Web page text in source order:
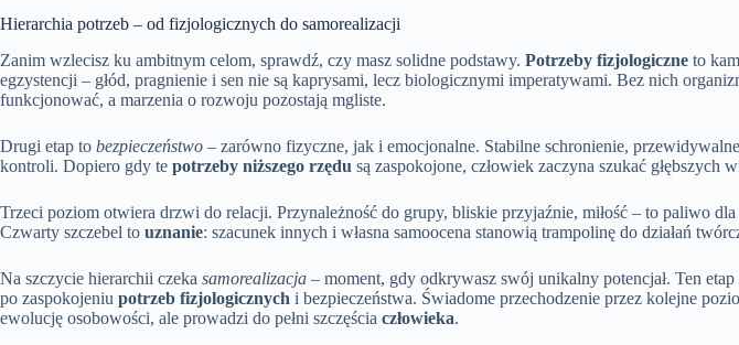
Hierarchia potrzeb – od fizjologicznych do samorealizacji
Zanim wzlecisz ku ambitnym celom, sprawdź, czy masz solidne podstawy. Potrzeby fizjologiczne to
egzystencji – głód, pragnienie i sen nie są kaprysami, lecz biologicznymi imperatywami. Bez nich
funkcjonować, a marzenia o rozwoju pozostają mgliste.
Drugi etap to bezpieczeństwo – zarówno fizyczne, jak i emocjonalne. Stabilne schronienie,
kontroli. Dopiero gdy te potrzeby niższego rzędu są zaspokojone, człowiek zaczyna szukać głębszych
Trzeci poziom otwiera drzwi do relacji. Przynależność do grupy, bliskie przyjaźnie, miłość – to paliwo
Czwarty szczebel to uznanie: szacunek innych i własna samoocena stanowią trampolinę do działań
Na szczycie hierarchii czeka samorealizacja – moment, gdy odkrywasz swój unikalny potencjał. Ten
po zaspokojeniu potrzeb fizjologicznych i bezpieczeństwa. Świadome przechodzenie przez kolejne
ewolucję osobowości, ale prowadzi do pełni szczęścia człowieka.